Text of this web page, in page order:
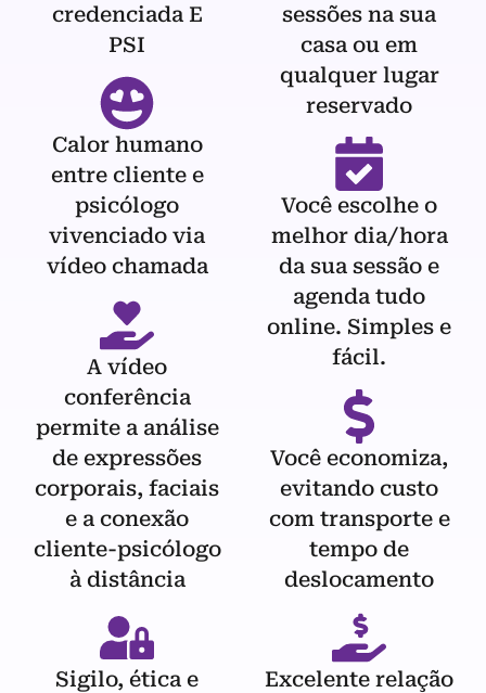
credenciada E
PSI
Calor humano
entre cliente e
psicólogo
vivenciado via
vídeo chamada
A vídeo
conferência
permite a análise
de expressões
corporais, faciais
e a conexão
cliente-psicólogo
à distância
Sigilo, ética e
sessões na sua
casa ou em
qualquer lugar
reservado
Você escolhe o
melhor dia/hora
da sua sessão e
agenda tudo
online. Simples e
fácil.
Você economiza,
evitando custo
com transporte e
tempo de
deslocamento
Excelente relação